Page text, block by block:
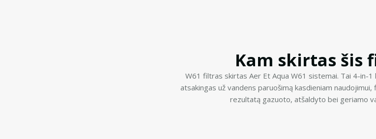
Kam skirtas šis
W61 filtras skirtas Aer Et Aqua W61 sistemai. Tai 4-in-
atsakingas už vandens paruošimą kasdieniam
rezultatą gazuoto, atšaldyto bei geriamo